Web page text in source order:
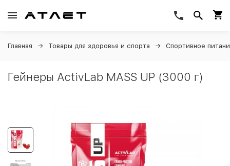
Главная Товары для здоровья и спорта Спортивное
Гейнеры ActivLab MASS UP (3000 г)